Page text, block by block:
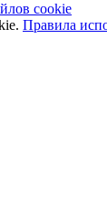
cookie
Правила